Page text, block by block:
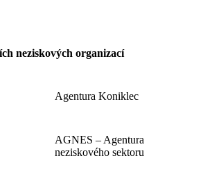
neziskových organizací
Agentura Koniklec
AGNES – Agentura
neziskového sektoru